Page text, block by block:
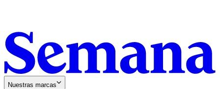
Nuestras marcas